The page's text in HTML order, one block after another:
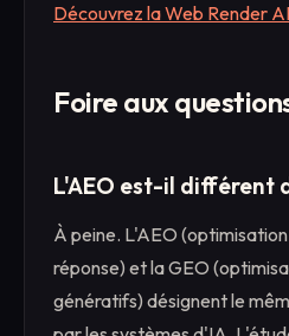
Découvrez la Web Render
Foire aux
L'AEO est-il différent
À peine. L'AEO
réponse) et la GEO
génératifs) désignent le